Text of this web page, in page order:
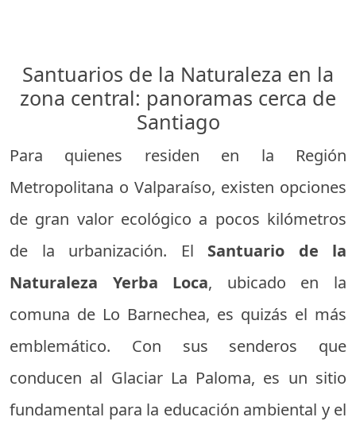
Santuarios de la Naturaleza en la
zona central: panoramas cerca de
Santiago
Para quienes residen en la Región
Metropolitana o Valparaíso, existen opciones
de gran valor ecológico a pocos kilómetros
de la urbanización. El Santuario de la
Naturaleza Yerba Loca, ubicado en la
comuna de Lo Barnechea, es quizás el más
emblemático. Con sus senderos que
conducen al Glaciar La Paloma, es un sitio
fundamental para la educación ambiental y el